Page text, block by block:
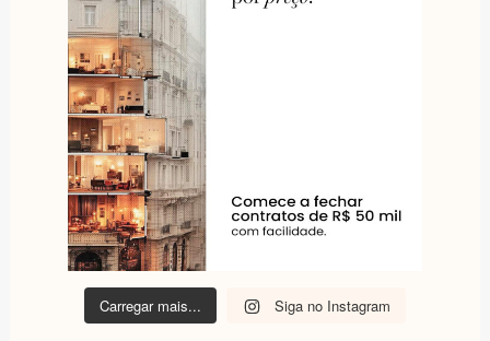
Carregar mais... Siga no Instagram